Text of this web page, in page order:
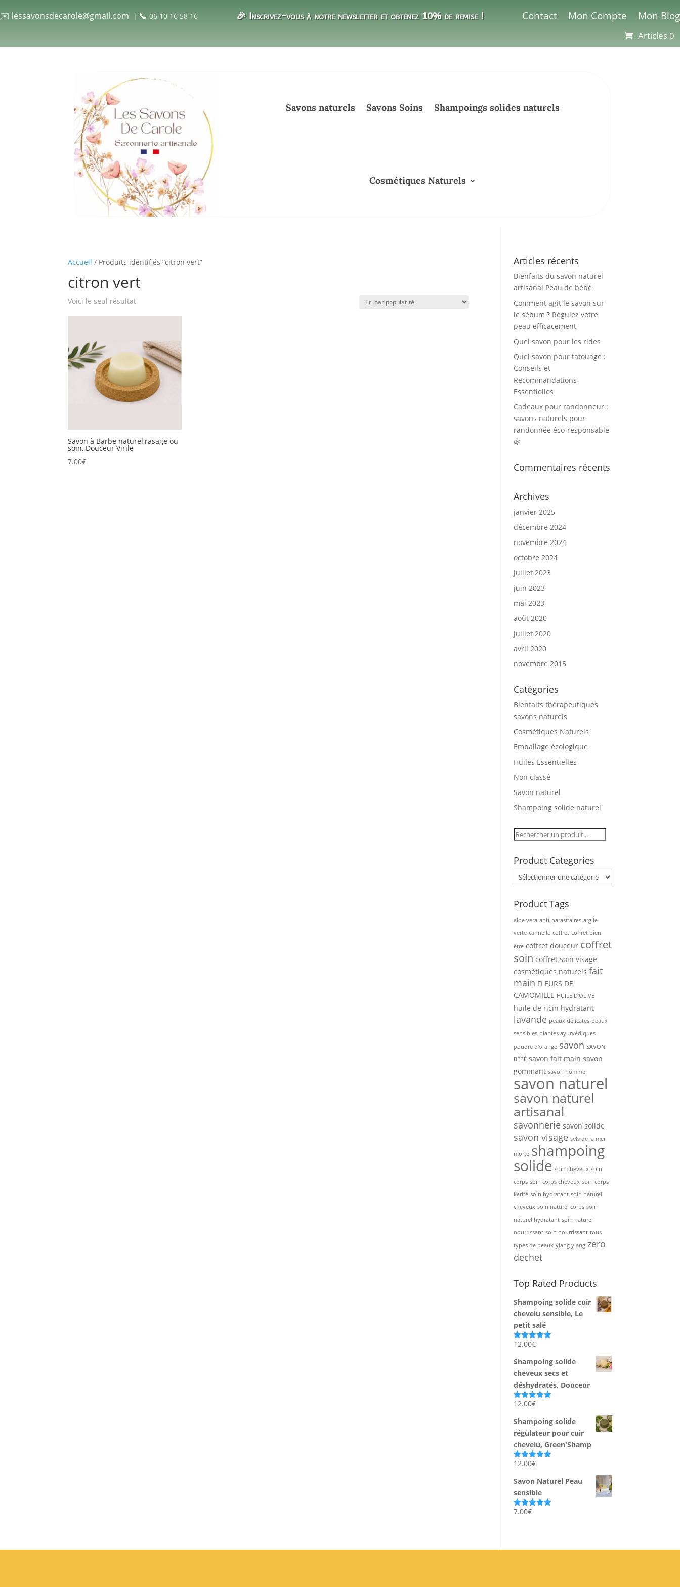
✉️ lessavonsdecarole@gmail.com | 📞 06 10 16 58 16 🎉 Inscrivez-vous à notre newsletter et obtenez 10% de remise ! Contact Mon Compte Mon Blog
Articles 0
Savons naturels Savons Soins Shampoings solides naturels
Cosmétiques Naturels
Accueil / Produits identifiés “citron vert”
citron vert
Voici le seul résultat
Savon à Barbe naturel,rasage ou
soin, Douceur Virile
7.00€
Articles récents
Bienfaits du savon naturel
artisanal Peau de bébé
Comment agit le savon sur
le sébum ? Régulez votre
peau efficacement
Quel savon pour les rides
Quel savon pour tatouage :
Conseils et
Recommandations
Essentielles
Cadeaux pour randonneur :
savons naturels pour
randonnée éco-responsable
🌿
Commentaires récents
Archives
janvier 2025
décembre 2024
novembre 2024
octobre 2024
juillet 2023
juin 2023
mai 2023
août 2020
juillet 2020
avril 2020
novembre 2015
Catégories
Bienfaits thérapeutiques
savons naturels
Cosmétiques Naturels
Emballage écologique
Huiles Essentielles
Non classé
Savon naturel
Shampoing solide naturel
Product Categories
Product Tags
aloe vera anti-parasitaires argile
verte cannelle coffret coffret bien
être coffret douceur coffret
soin coffret soin visage
cosmétiques naturels fait
main FLEURS DE
CAMOMILLE HUILE D'OLIVE
huile de ricin hydratant
lavande peaux délicates peaux
sensibles plantes ayurvédiques
poudre d'orange savon SAVON
BÉBÉ savon fait main savon
gommant savon homme
savon naturel
savon naturel
artisanal
savonnerie savon solide
savon visage sels de la mer
morte shampoing
solide soin cheveux soin
corps soin corps cheveux soin corps
karité soin hydratant soin naturel
cheveux soin naturel corps soin
naturel hydratant soin naturel
nourrissant soin nourrissant tous
types de peaux ylang ylang zero
dechet
Top Rated Products
Shampoing solide cuir
chevelu sensible, Le
petit salé
Note5.00
12.00€
Shampoing solide
cheveux secs et
déshydratés, Douceur
Note5.00
12.00€
Shampoing solide
régulateur pour cuir
chevelu, Green'Shamp
Note5.00
12.00€
Savon Naturel Peau
sensible
Note5.00
7.00€